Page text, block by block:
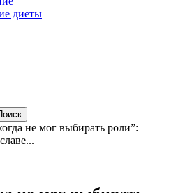
диеты
не мог выбирать роли”: